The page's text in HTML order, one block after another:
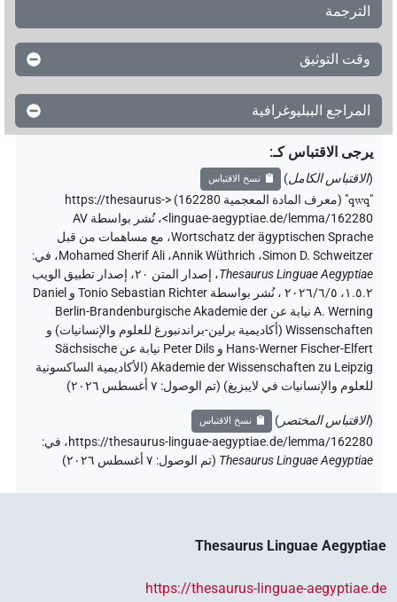
الترجمة
وقت التوثيق
المراجع الببليوغرافية
يرجى الاقتباس كـ:
(الاقتباس الكامل) نسخ الاقتباس
"
qwq
"
(معرف المادة المعجمية 162280) <https://thesaurus-
linguae-aegyptiae.de/lemma/162280>
،
نُشر بواسطة AV
Wortschatz der ägyptischen Sprache، مع مساهمات من قبل
Simon D. Schweitzer، Annik Wüthrich، Mohamed Sherif Ali، في:
Thesaurus Linguae Aegyptiae،
إصدار المتن ٢٠، إصدار تطبيق الويب
۱.٥.٢، ٢٠٢٦/٦/٥ ، نُشر بواسطة Tonio Sebastian Richter و Daniel
A. Werning نيابة عن Berlin-Brandenburgische Akademie der
Wissenschaften (أكاديمية برلين-براندنبورغ للعلوم والإنسانيات) و
Hans-Werner Fischer-Elfert و Peter Dils نيابة عن Sächsische
Akademie der Wissenschaften zu Leipzig (الأكاديمية الساكسونية
للعلوم والإنسانيات في لايبزيغ) (تم الوصول: ٧ أغسطس ٢٠٢٦ )
(الاقتباس المختصر ) نسخ الاقتباس
https://thesaurus-linguae-aegyptiae.de/lemma/162280، في:
Thesaurus Linguae Aegyptiae
(تم الوصول: ٧ أغسطس ٢٠٢٦ )
Thesaurus Linguae Aegyptiae
https://thesaurus-linguae-aegyptiae.de